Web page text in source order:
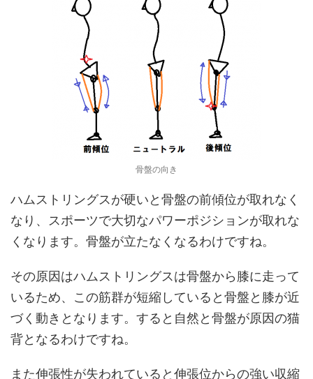
骨盤の向き
ハムストリングスが硬いと骨盤の前傾位が取れなく
なり、スポーツで大切なパワーポジションが取れな
くなります。骨盤が立たなくなるわけですね。
その原因はハムストリングスは骨盤から膝に走って
いるため、この筋群が短縮していると骨盤と膝が近
づく動きとなります。すると自然と骨盤が原因の猫
背となるわけですね。
また伸張性が失われていると伸張位からの強い収縮